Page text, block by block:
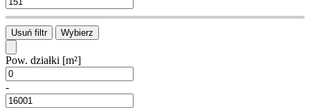
Usuń filtr Wybierz
Pow. działki [m²]
-